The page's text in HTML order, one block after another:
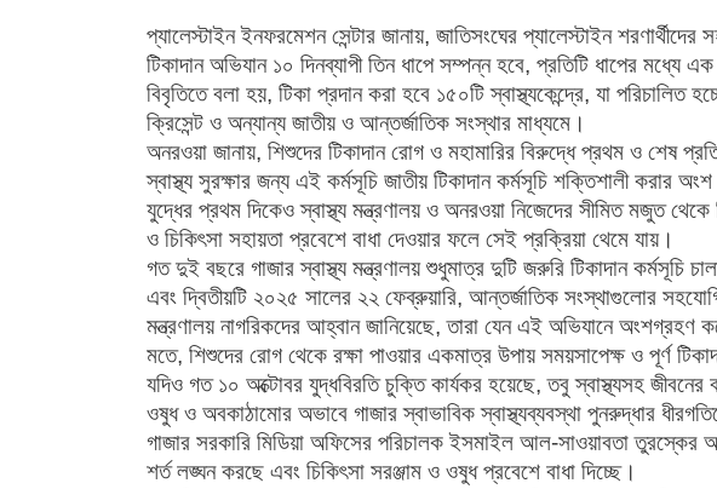
প্যালেস্টাইন ইনফরমেশন সেন্টার জানায়, জাতিসংঘের প্যালেস্টাইন
টিকাদান অভিযান ১০ দিনব্যাপী তিন ধাপে সম্পন্ন হবে, প্রতিটি ধাপের মধ্যে
বিবৃতিতে বলা হয়, টিকা প্রদান করা হবে ১৫০টি স্বাস্থ্যকেন্দ্রে, যা পরিচালিত
ক্রিসেন্ট ও অন্যান্য জাতীয় ও আন্তর্জাতিক সংস্থার মাধ্যমে।
অনরওয়া জানায়, শিশুদের টিকাদান রোগ ও মহামারির বিরুদ্ধে প্রথম ও শেষ
স্বাস্থ্য সুরক্ষার জন্য এই কর্মসূচি জাতীয় টিকাদান কর্মসূচি শক্তিশালী করার
যুদ্ধের প্রথম দিকেও স্বাস্থ্য মন্ত্রণালয় ও অনরওয়া নিজেদের সীমিত মজুত
ও চিকিৎসা সহায়তা প্রবেশে বাধা দেওয়ার ফলে সেই প্রক্রিয়া থেমে যায়।
গত দুই বছরে গাজার স্বাস্থ্য মন্ত্রণালয় শুধুমাত্র দুটি জরুরি টিকাদান কর্মসূচি
এবং দ্বিতীয়টি ২০২৫ সালের ২২ ফেব্রুয়ারি, আন্তর্জাতিক সংস্থাগুলোর
মন্ত্রণালয় নাগরিকদের আহ্বান জানিয়েছে, তারা যেন এই অভিযানে অংশগ্রহণ
মতে, শিশুদের রোগ থেকে রক্ষা পাওয়ার একমাত্র উপায় সময়সাপেক্ষ ও পূর্ণ
যদিও গত ১০ অক্টোবর যুদ্ধবিরতি চুক্তি কার্যকর হয়েছে, তবু স্বাস্থ্যসহ জীবনের
ওষুধ ও অবকাঠামোর অভাবে গাজার স্বাভাবিক স্বাস্থ্যব্যবস্থা পুনরুদ্ধার
গাজার সরকারি মিডিয়া অফিসের পরিচালক ইসমাইল আল-সাওয়াবতা
শর্ত লঙ্ঘন করছে এবং চিকিৎসা সরঞ্জাম ও ওষুধ প্রবেশে বাধা দিচ্ছে।